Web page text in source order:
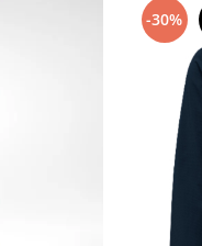
-30%